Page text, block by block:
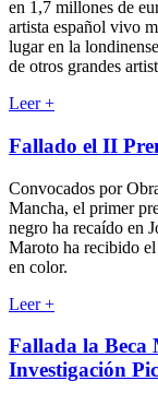
en 1,7 millones de
artista español vivo
lugar en la
de otros grandes
Leer+
Fallado el II
Convocados por
Mancha, el primer
negro ha recaído en
Maroto ha recibido
en color.
Leer+
Fallada la Beca
Investigación